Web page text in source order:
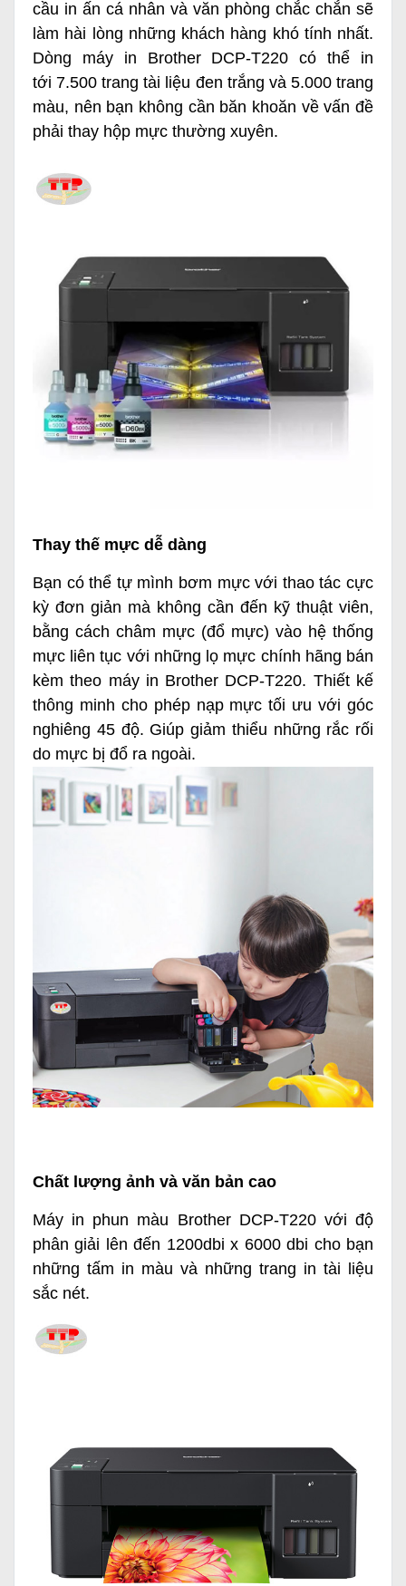
cầu in ấn cá nhân và văn phòng chắc chắn sẽ
làm hài lòng những khách hàng khó tính nhất.
Dòng máy in Brother DCP-T220 có thể in
tới 7.500 trang tài liệu đen trắng và 5.000 trang
màu, nên bạn không cần băn khoăn về vấn đề
phải thay hộp mực thường xuyên.
Thay thế mực dễ dàng
Bạn có thể tự mình bơm mực với thao tác cực
kỳ đơn giản mà không cần đến kỹ thuật viên,
bằng cách châm mực (đổ mực) vào hệ thống
mực liên tục với những lọ mực chính hãng bán
kèm theo máy in Brother DCP-T220. Thiết kế
thông minh cho phép nạp mực tối ưu với góc
nghiêng 45 độ. Giúp giảm thiểu những rắc rối
do mực bị đổ ra ngoài.
Chất lượng ảnh và văn bản cao
Máy in phun màu Brother DCP-T220 với độ
phân giải lên đến 1200dbi x 6000 dbi cho bạn
những tấm in màu và những trang in tài liệu
sắc nét.